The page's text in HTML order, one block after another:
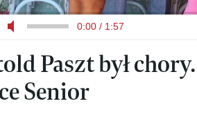
0:00 / 1:57
Paszt był
Senior